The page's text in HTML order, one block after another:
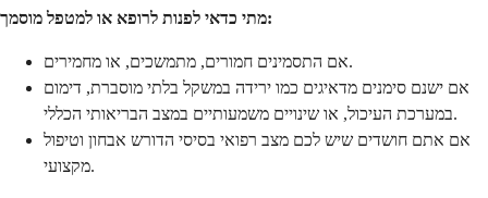
מתי כדאי לפנות לרופא או למטפל מוסמך:
אם התסמינים חמורים, מתמשכים, או מחמירים.
אם ישנם סימנים מדאיגים כמו ירידה במשקל בלתי מוסברת, דימום
במערכת העיכול, או שינויים משמעותיים במצב הבריאותי הכללי.
אם אתם חושדים שיש לכם מצב רפואי בסיסי הדורש אבחון וטיפול
מקצועי.